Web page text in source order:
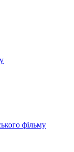
фільму